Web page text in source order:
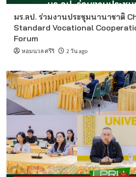
มร.ลป. ร่วมงานประชุมนานาชาติ
Standard Vocational
Forum
หอมนวล ศรีริ 2 วัน ago